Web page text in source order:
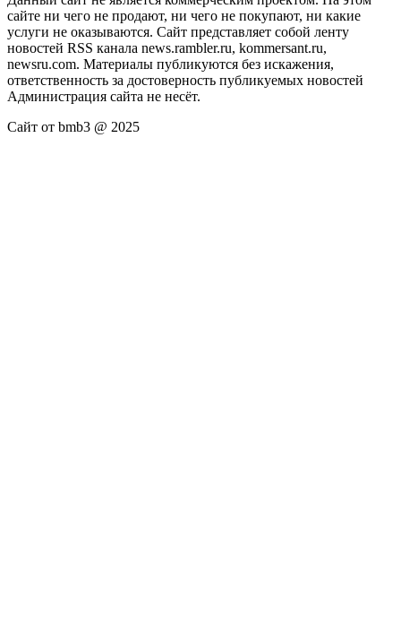
сайте ни чего не продают, ни чего не покупают, ни какие
услуги не оказываются. Сайт представляет собой ленту
новостей RSS канала news.rambler.ru, kommersant.ru,
newsru.com. Материалы публикуются без искажения,
ответственность за достоверность публикуемых новостей
Администрация сайта не несёт.
Сайт от bmb3 @ 2025